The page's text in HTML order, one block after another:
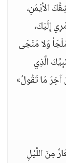
الأيْمَنِ،
إِلَيْكَ،
وَلا مَنْجَى
الَّذِي
مَا تَقُولُ»
مِنَ اللَّيْلِ